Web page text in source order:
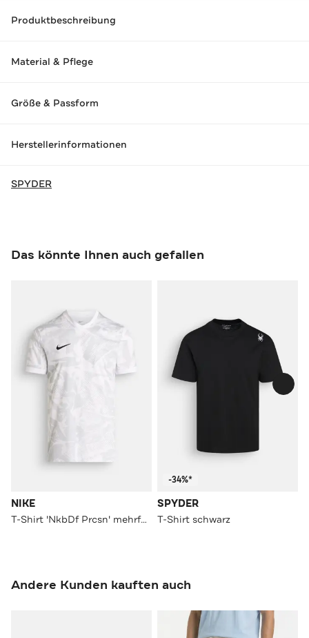
Produktbeschreibung
Material & Pflege
Größe & Passform
Herstellerinformationen
SPYDER
Das könnte Ihnen auch gefallen
NIKE
T-Shirt 'NkbDf Prcsn' mehrfarbig
-34%*
SPYDER
T-Shirt schwarz
Andere Kunden kauften auch